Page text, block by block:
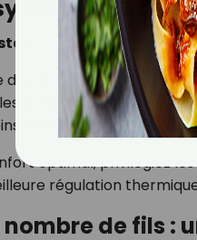
d’entretien.
matières naturelles, ce
écologique.
optimal, privilégiez
régulation
nombre de fils :